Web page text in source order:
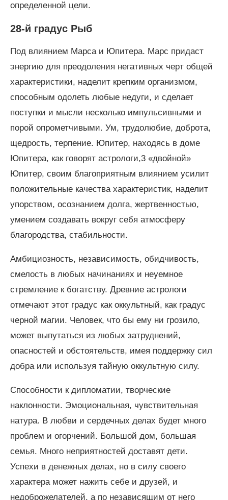
определенной цели.
28-й градус Рыб
Под влиянием Марса и Юпитера. Марс придаст
энергию для преодоления негативных черт общей
характеристики, наделит крепким организмом,
способным одолеть любые недуги, и сделает
поступки и мысли несколько импульсивными и
порой опрометчивыми. Ум, трудолюбие, доброта,
щедрость, терпение. Юпитер, находясь в доме
Юпитера, как говорят астрологи,3 «двойной»
Юпитер, своим благоприятным влиянием усилит
положительные качества характеристик, наделит
упорством, осознанием долга, жертвенностью,
умением создавать вокруг себя атмосферу
благородства, стабильности.
Амбициозность, независимость, обидчивость,
смелость в любых начинаниях и неуемное
стремление к богатству. Древние астрологи
отмечают этот градус как оккультный, как градус
черной магии. Человек, что бы ему ни грозило,
может выпутаться из любых затруднений,
опасностей и обстоятельств, имея поддержку сил
добра или используя тайную оккультную силу.
Способности к дипломатии, творческие
наклонности. Эмоциональная, чувствительная
натура. В любви и сердечных делах будет много
проблем и огорчений. Большой дом, большая
семья. Много неприятностей доставят дети.
Успехи в денежных делах, но в силу своего
характера может нажить себе и друзей, и
недоброжелателей, а по независящим от него